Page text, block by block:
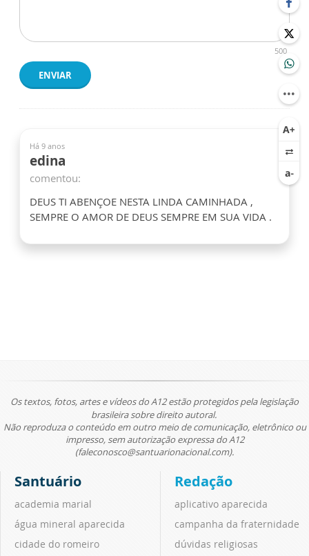
500
ENVIAR
Há 9 anos
edina
comentou:
DEUS TI ABENÇOE NESTA LINDA CAMINHADA ,
SEMPRE O AMOR DE DEUS SEMPRE EM SUA VIDA .
Os textos, fotos, artes e vídeos do A12 estão protegidos pela legislação
brasileira sobre direito autoral.
Não reproduza o conteúdo em outro meio de comunicação, eletrônico ou
impresso, sem autorização expressa do A12
(faleconosco@santuarionacional.com).
Santuário
academia marial
água mineral aparecida
cidade do romeiro
Redação
aplicativo aparecida
campanha da fraternidade
dúvidas religiosas